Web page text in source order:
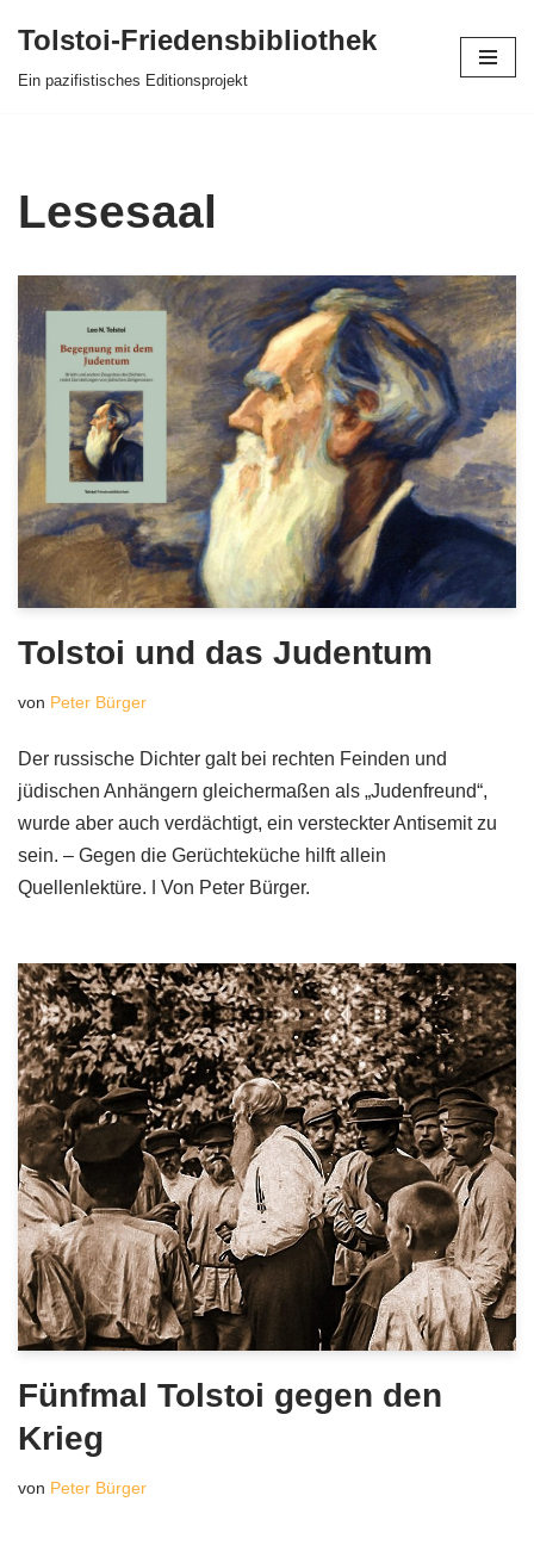
Tolstoi-Friedensbibliothek
Ein pazifistisches Editionsprojekt
Lesesaal
Tolstoi und das Judentum
von Peter Bürger
Der russische Dichter galt bei rechten Feinden und
jüdischen Anhängern gleichermaßen als „Judenfreund“,
wurde aber auch verdächtigt, ein versteckter Antisemit zu
sein. – Gegen die Gerüchteküche hilft allein
Quellenlektüre. ǀ Von Peter Bürger.
Fünfmal Tolstoi gegen den
Krieg
von Peter Bürger